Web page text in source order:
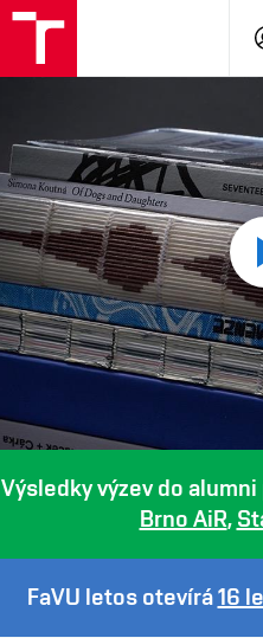
Výsledky výzev do
Brno AiR,
FaVU letos otevírá16